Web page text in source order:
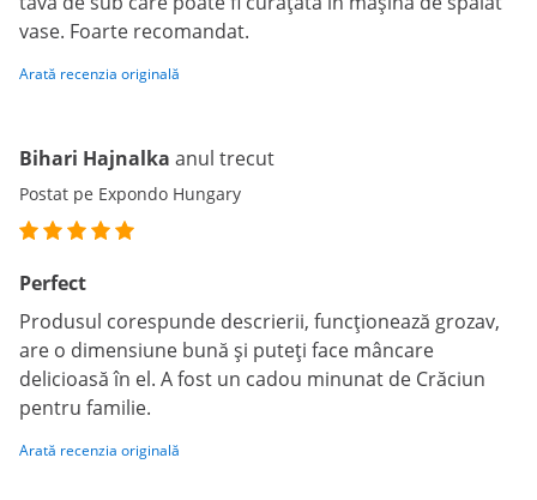
vase. Foarte recomandat.
Arată recenzia originală
Bihari Hajnalka anul trecut
Postat pe Expondo Hungary
Perfect
Produsul corespunde descrierii, funcționează grozav,
are o dimensiune bună și puteți face mâncare
delicioasă în el. A fost un cadou minunat de Crăciun
pentru familie.
Arată recenzia originală